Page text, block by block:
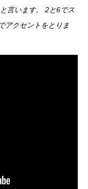
言います。 2と6でス
アクセントをとりま